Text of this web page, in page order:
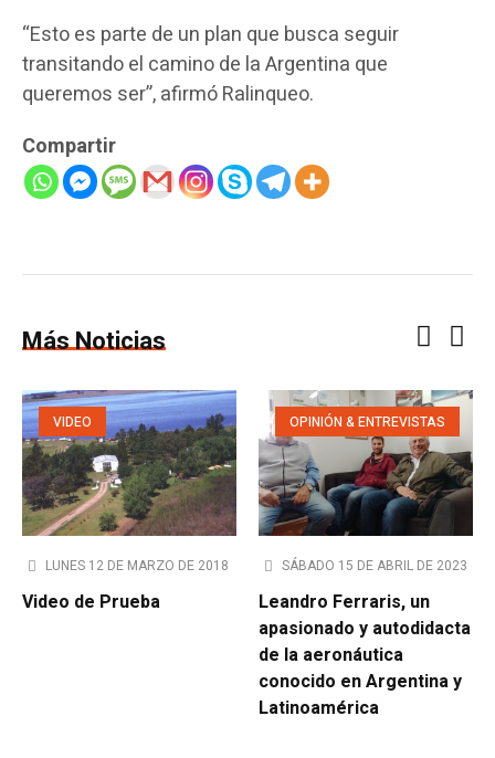
“Esto es parte de un plan que busca seguir
transitando el camino de la Argentina que
queremos ser”, afirmó Ralinqueo.
Compartir
Más Noticias
VIDEO
LUNES 12 DE MARZO DE 2018
Video de Prueba
OPINIÓN & ENTREVISTAS
SÁBADO 15 DE ABRIL DE 2023
Leandro Ferraris, un
apasionado y autodidacta
de la aeronáutica
conocido en Argentina y
Latinoamérica